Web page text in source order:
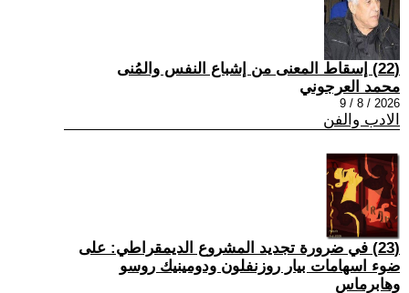
(22) إسقاط المعنى من إشباع النفس والمُنى
محمد العرجوني
2026 / 8 / 9
الادب والفن
(23) في ضرورة تجديد المشروع الديمقراطي: على
ضوء اسهامات بيار روزنفلون ودومينيك روسو
وهابرماس